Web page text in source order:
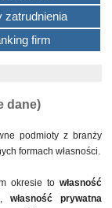
zatrudnienia
firm
dane)
podmioty z branży
formach własności.
okresie to własność
własność prywatna